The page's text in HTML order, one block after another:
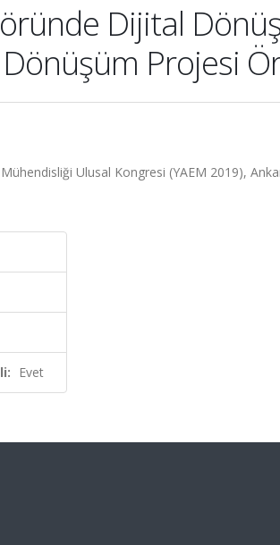
Dijital
Projesi
Ulusal Kongresi (YAEM 2019),
Evet